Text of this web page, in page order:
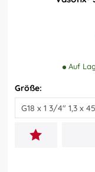
Auf
Größe: